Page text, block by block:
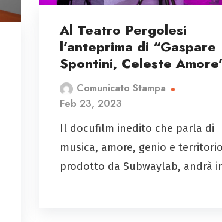
Al Teatro Pergolesi
l’anteprima di “Gaspare
Spontini, Celeste
Comunicato Stampa
Feb 23, 2023
Il docufilm inedito che parla di
musica, amore, genio e
prodotto da Subwaylab, andrà